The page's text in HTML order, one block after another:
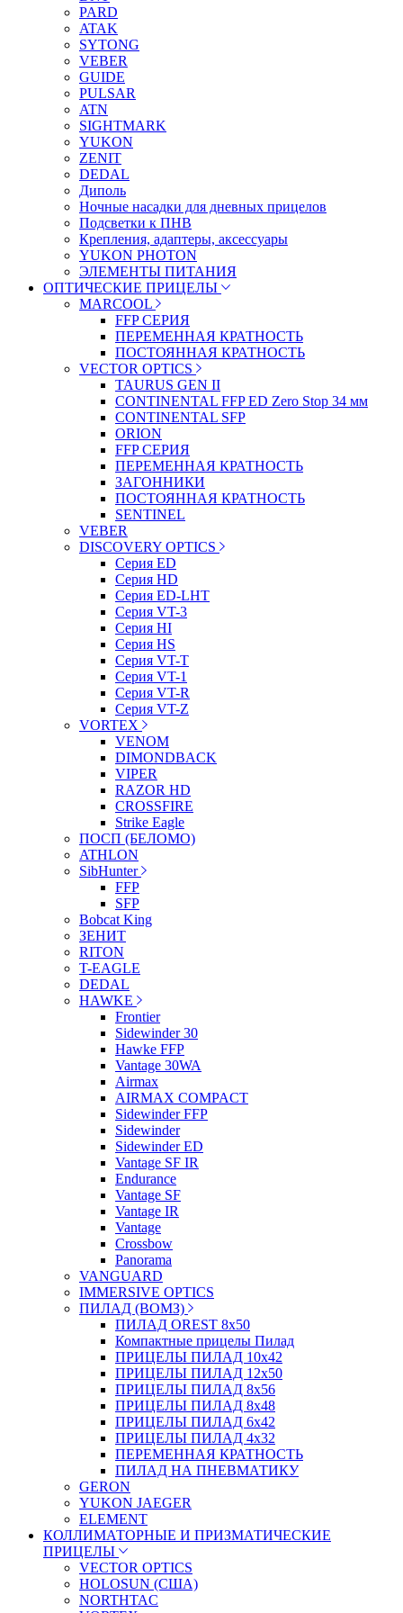
PARD
ATAK
SYTONG
VEBER
GUIDE
PULSAR
ATN
SIGHTMARK
YUKON
ZENIT
DEDAL
Диполь
Ночные насадки для дневных прицелов
Подсветки к ПНВ
Крепления, адаптеры, аксессуары
YUKON PHOTON
ЭЛЕМЕНТЫ ПИТАНИЯ
ОПТИЧЕСКИЕ ПРИЦЕЛЫ
MARCOOL
FFP СЕРИЯ
ПЕРЕМЕННАЯ КРАТНОСТЬ
ПОСТОЯННАЯ КРАТНОСТЬ
VECTOR OPTICS
TAURUS GEN II
CONTINENTAL FFP ED Zero Stop 34 мм
CONTINENTAL SFP
ORION
FFP СЕРИЯ
ПЕРЕМЕННАЯ КРАТНОСТЬ
ЗАГОННИКИ
ПОСТОЯННАЯ КРАТНОСТЬ
SENTINEL
VEBER
DISCOVERY OPTICS
Серия ED
Серия HD
Серия ED-LHT
Серия VT-3
Серия HI
Серия HS
Серия VT-T
Серия VT-1
Серия VT-R
Серия VT-Z
VORTEX
VENOM
DIMONDBACK
VIPER
RAZOR HD
CROSSFIRE
Strike Eagle
ПОСП (БЕЛОМО)
ATHLON
SibHunter
FFP
SFP
Bobcat King
ЗЕНИТ
RITON
T-EAGLE
DEDAL
HAWKE
Frontier
Sidewinder 30
Hawke FFP
Vantage 30WA
Airmax
AIRMAX COMPACT
Sidewinder FFP
Sidewinder
Sidewinder ED
Vantage SF IR
Endurance
Vantage SF
Vantage IR
Vantage
Crossbow
Panorama
VANGUARD
IMMERSIVE OPTICS
ПИЛАД (ВОМЗ)
ПИЛАД OREST 8х50
Компактные прицелы Пилад
ПРИЦЕЛЫ ПИЛАД 10х42
ПРИЦЕЛЫ ПИЛАД 12х50
ПРИЦЕЛЫ ПИЛАД 8х56
ПРИЦЕЛЫ ПИЛАД 8х48
ПРИЦЕЛЫ ПИЛАД 6х42
ПРИЦЕЛЫ ПИЛАД 4х32
ПЕРЕМЕННАЯ КРАТНОСТЬ
ПИЛАД НА ПНЕВМАТИКУ
GERON
YUKON JAEGER
ELEMENT
КОЛЛИМАТОРНЫЕ И ПРИЗМАТИЧЕСКИЕ
ПРИЦЕЛЫ
VECTOR OPTICS
HOLOSUN (США)
NORTHTAC